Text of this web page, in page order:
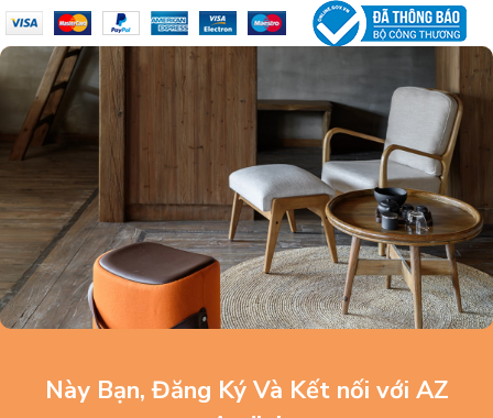
Này Bạn, Đăng Ký Và Kết nối với AZ